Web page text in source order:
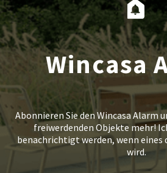
Wincasa
Abonnieren Sie den Wincasa Alarm
freiwerdenden Objekte mehr!
benachrichtigt werden, wenn eines
wird.